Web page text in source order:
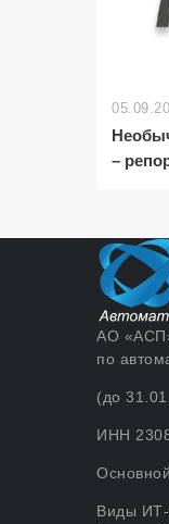
–
АО
по
(до
ИНН
Виды ИТ-